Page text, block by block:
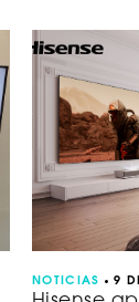
NOTICIAS 9